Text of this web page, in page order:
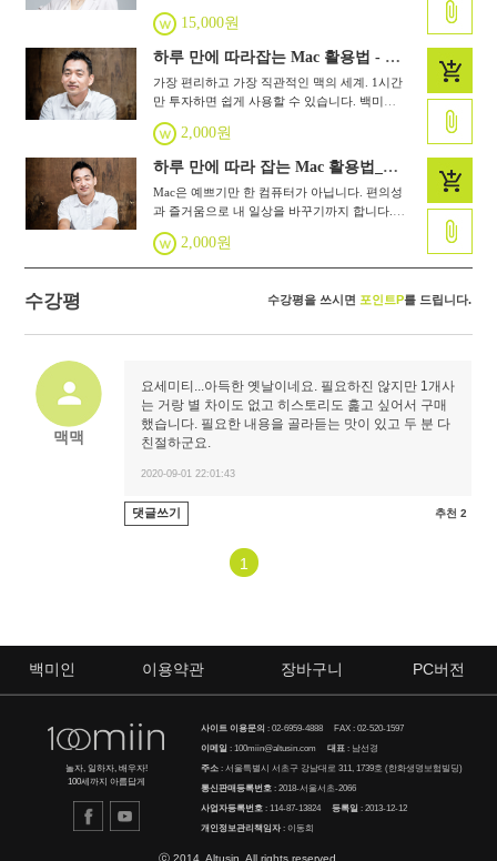
을 맥답게 200% 활용하는 안내 가이드.
15,000원
하루 만에 따라잡는 Mac 활용법 - El Capitan
가장 편리하고 가장 직관적인 맥의 세계. 1시간
만 투자하면 쉽게 사용할 수 있습니다. 백미인
최다 조회수를 기록한 Mac활용법 2016년 최신
판! 새로운 OS Elcapitan의 매력에 흠뻑 빠지세
요.
2,000원
하루 만에 따라 잡는 Mac 활용법_Yosemite
Mac은 예쁘기만 한 컴퓨터가 아닙니다. 편의성
과 즐거움으로 내 일상을 바꾸기까지 합니다.
Mac과 친구처럼 가까워지는 방법. 단 하루면 낯
섦은 즐거움이 됩니다.
2,000원
수강평 수강평을 쓰시면 포인트P를 드립니다.
맥맥
요세미티...아득한 옛날이네요. 필요하진 않지만 1개사
는 거랑 별 차이도 없고 히스토리도 훑고 싶어서 구매
했습니다. 필요한 내용을 골라듣는 맛이 있고 두 분 다
친절하군요.
2020-09-01 22:01:43
댓글쓰기 추천 2
1
백미인 이용약관 장바구니 PC버전
놀자, 일하자, 배우자!
100세까지 아름답게
사이트 이용문의 :02-6959-4888 FAX : 02-520-1597
이메일 :100miin@altusin.com 대표 : 남선경
주소 : 서울특별시 서초구 강남대로 311, 1739호 (한화생명보험빌딩)
통신판매등록번호 : 2018-서울서초-2066
사업자등록번호 : 114-87-13824등록일 : 2013-12-12
개인정보관리책임자 : 이동희
ⓒ 2014. Altusin. All rights reserved.